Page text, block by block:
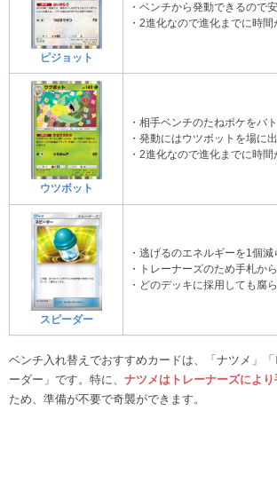
ピジョット
・ベンチから発動できるので
・2進化なので進化までに時間
ウツボット
・相手ベンチのたねポケをバ
・発動にはウツボットを場に
・2進化なので進化までに時間
スピーダー
・逃げるのエネルギーを1個減
・トレーナーズのため手札か
・どのデッキに採用しても腐
ベンチ入れ替えでおすすめカードは、「ナツメ」
ーダー」です。特に、 ナツメ は トレーナーズにより
ため、準備が不要で奇襲ができます。